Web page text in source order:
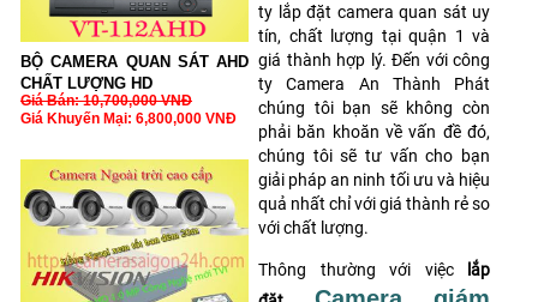
BỘ CAMERA QUAN SÁT AHD
CHẤT LƯỢNG HD
Giá Bán: 10,700,000 VNĐ
Giá Khuyến Mại: 6,800,000 VNĐ
ty lắp đặt camera quan sát uy
tín, chất lượng tại quận 1 và
giá thành hợp lý. Đến với công
ty Camera An Thành Phát
chúng tôi bạn sẽ không còn
phải băn khoăn về vấn đề đó,
chúng tôi sẽ tư vấn cho bạn
giải pháp an ninh tối ưu và hiệu
quả nhất chỉ với giá thành rẻ so
với chất lượng.
Thông thường với việc
lắp